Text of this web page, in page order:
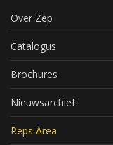
Over Zep
Catalogus
Brochures
Nieuwsarchief
Reps Area